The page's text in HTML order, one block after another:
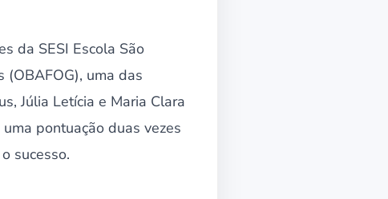
da SESI Escola São
uma das
Júlia Letícia e Maria Clara
pontuação duas vezes
sucesso.